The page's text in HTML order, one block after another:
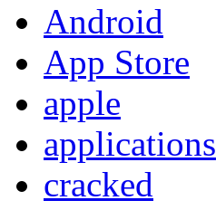
Android
App Store
apple
applications
cracked